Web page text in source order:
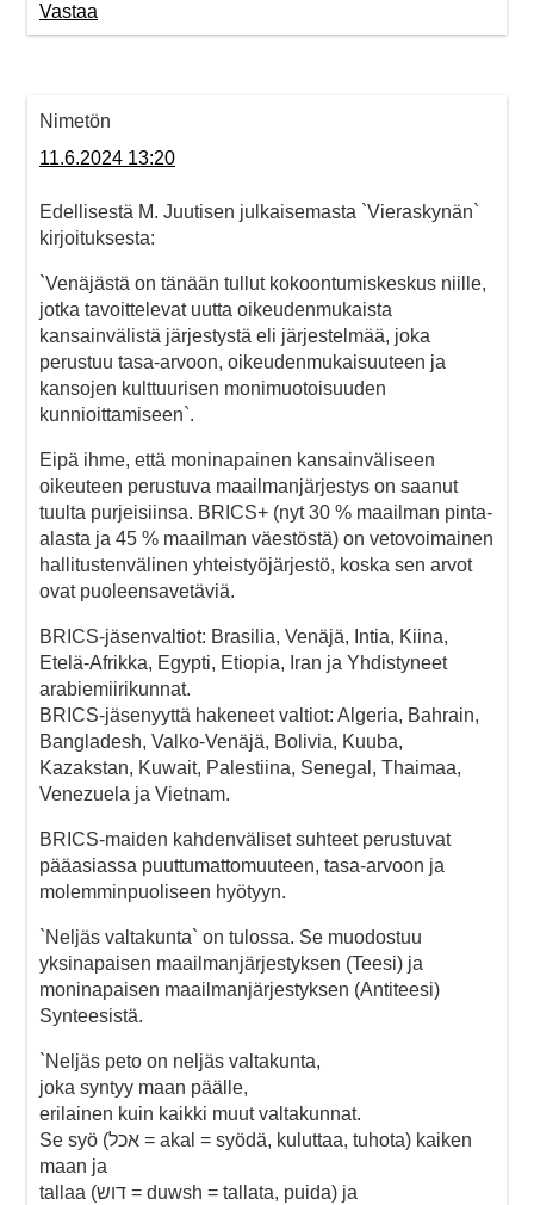
Vastaa
Nimetön
11.6.2024 13:20
Edellisestä M. Juutisen julkaisemasta `Vieraskynän`
kirjoituksesta:
`Venäjästä on tänään tullut kokoontumiskeskus niille,
jotka tavoittelevat uutta oikeudenmukaista
kansainvälistä järjestystä eli järjestelmää, joka
perustuu tasa-arvoon, oikeudenmukaisuuteen ja
kansojen kulttuurisen monimuotoisuuden
kunnioittamiseen`.
Eipä ihme, että moninapainen kansainväliseen
oikeuteen perustuva maailmanjärjestys on saanut
tuulta purjeisiinsa. BRICS+ (nyt 30 % maailman pinta-
alasta ja 45 % maailman väestöstä) on vetovoimainen
hallitustenvälinen yhteistyöjärjestö, koska sen arvot
ovat puoleensavetäviä.
BRICS-jäsenvaltiot: Brasilia, Venäjä, Intia, Kiina,
Etelä-Afrikka, Egypti, Etiopia, Iran ja Yhdistyneet
arabiemiirikunnat.
BRICS-jäsenyyttä hakeneet valtiot: Algeria, Bahrain,
Bangladesh, Valko-Venäjä, Bolivia, Kuuba,
Kazakstan, Kuwait, Palestiina, Senegal, Thaimaa,
Venezuela ja Vietnam.
BRICS-maiden kahdenväliset suhteet perustuvat
pääasiassa puuttumattomuuteen, tasa-arvoon ja
molemminpuoliseen hyötyyn.
`Neljäs valtakunta` on tulossa. Se muodostuu
yksinapaisen maailmanjärjestyksen (Teesi) ja
moninapaisen maailmanjärjestyksen (Antiteesi)
Synteesistä.
`Neljäs peto on neljäs valtakunta,
joka syntyy maan päälle,
erilainen kuin kaikki muut valtakunnat.
Se syö (אכל = akal = syödä, kuluttaa, tuhota) kaiken
maan ja
tallaa (דוש = duwsh = tallata, puida) ja